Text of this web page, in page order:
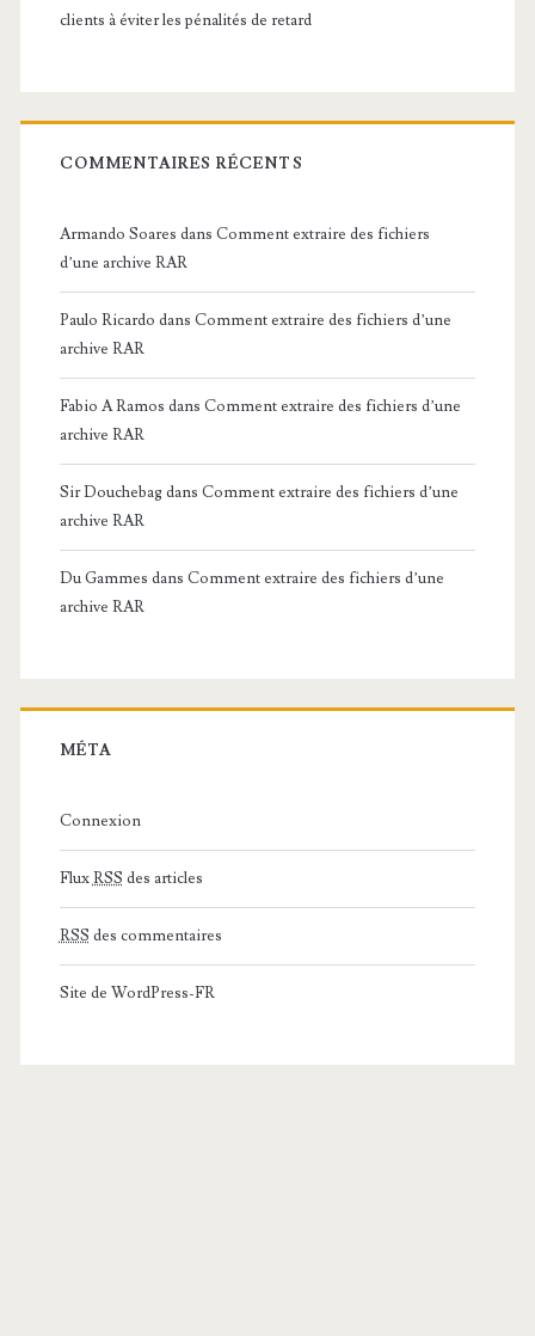
clients à éviter les pénalités de retard
COMMENTAIRES RÉCENTS
Armando Soares dans Comment extraire des fichiers
d’une archive RAR
Paulo Ricardo dans Comment extraire des fichiers d’une
archive RAR
Fabio A Ramos dans Comment extraire des fichiers d’une
archive RAR
Sir Douchebagdans Comment extraire des fichiers d’une
archive RAR
Du Gammes dans Comment extraire des fichiers d’une
archive RAR
MÉTA
Connexion
FluxRSS des articles
RSS des commentaires
Site de WordPress-FR